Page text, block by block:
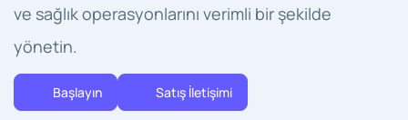
ve sağlık operasyonlarını verimli bir şekilde
yönetin.
Başlayın Satış İletişimi